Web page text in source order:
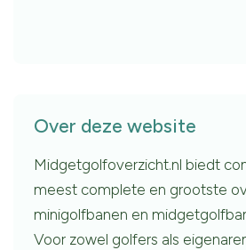
Over deze website
Midgetgolfoverzicht.nl biedt
meest complete en grootste
minigolfbanen en
Voor zowel golfers als